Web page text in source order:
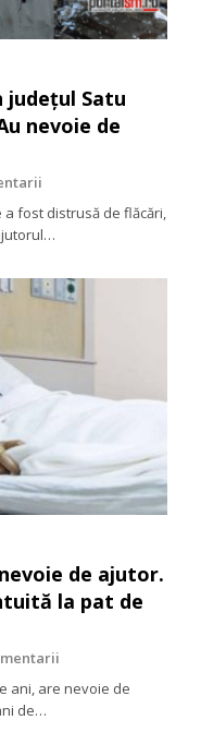
județul Satu
nevoie de
fost distrusă de flăcări,
de ajutor.
la pat de
ani, are nevoie de
de…